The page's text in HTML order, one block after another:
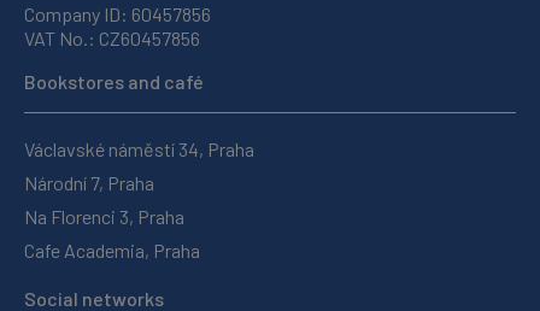
Company ID: 60457856
VAT No.: CZ60457856
Bookstores and café
Václavské náměstí 34, Praha
Národní 7, Praha
Na Florenci 3, Praha
Cafe Academia, Praha
Social networks